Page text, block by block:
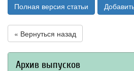
Полная версия статьи
« Вернуться назад
Архив выпусков